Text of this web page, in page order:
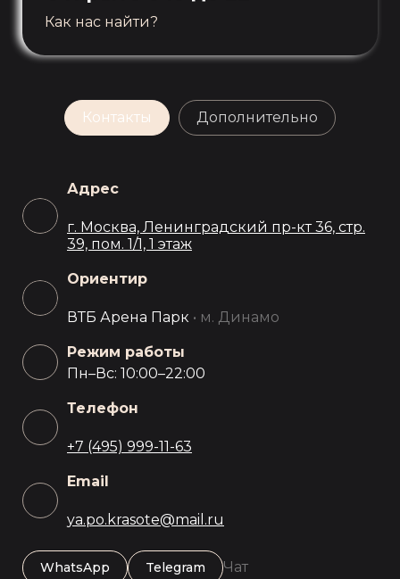
Как нас найти?
Контакты Дополнительно
Адрес
г. Москва, Ленинградский пр-кт 36, стр.
39, пом. 1/1, 1 этаж
Ориентир
ВТБ Арена Парк • м. Динамо
Режим работы
Пн–Вс: 10:00–22:00
Телефон
+7 (495) 999-11-63
Email
ya.po.krasote@mail.ru
WhatsApp Telegram Чат